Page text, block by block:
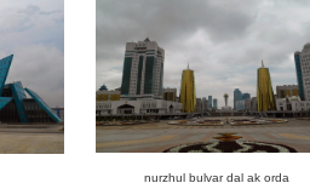
nurzhul bulvar dal ak orda